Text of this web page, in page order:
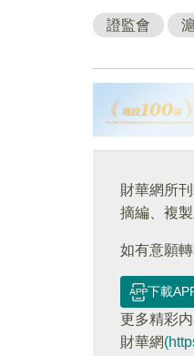
證監會
財華網所
摘編、複
如有意願
下載
更多精彩
財華網